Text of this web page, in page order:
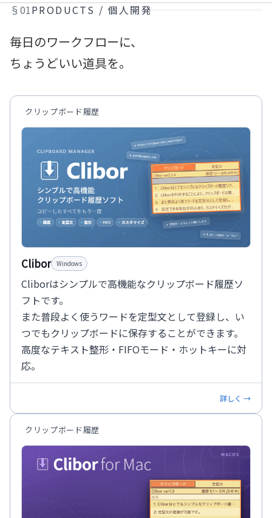
§01PRODUCTS / 個人開発
毎日のワークフローに、
ちょうどいい道具を。
クリップボード履歴
Clibor Windows
Cliborはシンプルで高機能なクリップボード履歴ソ
フトです。
また普段よく使うワードを定型文として登録し、い
つでもクリップボードに保存することができます。
高度なテキスト整形・FIFOモード・ホットキーに対
応。
詳しく →
クリップボード履歴